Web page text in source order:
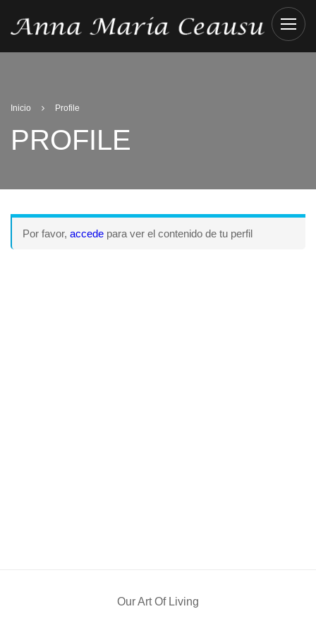
Inicio Profile
PROFILE
Por favor, accede para ver el contenido de tu perfil
Our Art Of Living